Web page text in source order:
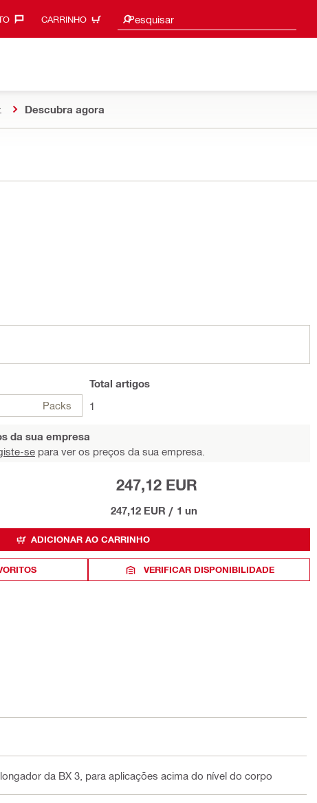
CARRINHO Pesquisar
Procurar sugestões
Descubra agora
Packs
Total artigos
1
da sua empresa
se para ver os preços da sua empresa.
247,12 EUR
247,12 EUR / 1 un
ADICIONAR AO CARRINHO
VERIFICAR DISPONIBILIDADE
da BX 3, para aplicações acima do nível do corpo